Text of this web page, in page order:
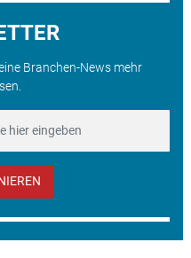
Branchen-News mehr